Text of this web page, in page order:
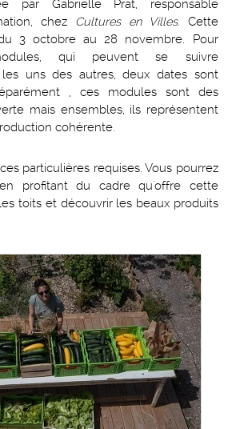
par Gabrielle Prat, responsable
chez Cultures en Villes. Cette
3 octobre au 28 novembre. Pour
qui peuvent se suivre
uns des autres, deux dates sont
, ces modules sont des
mais ensembles, ils représentent
cohérente.
particulières requises. Vous pourrez
profitant du cadre qu'offre cette
toits et découvrir les beaux produits